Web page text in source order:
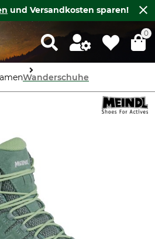
und Versandkosten sparen!
0
Wanderschuhe